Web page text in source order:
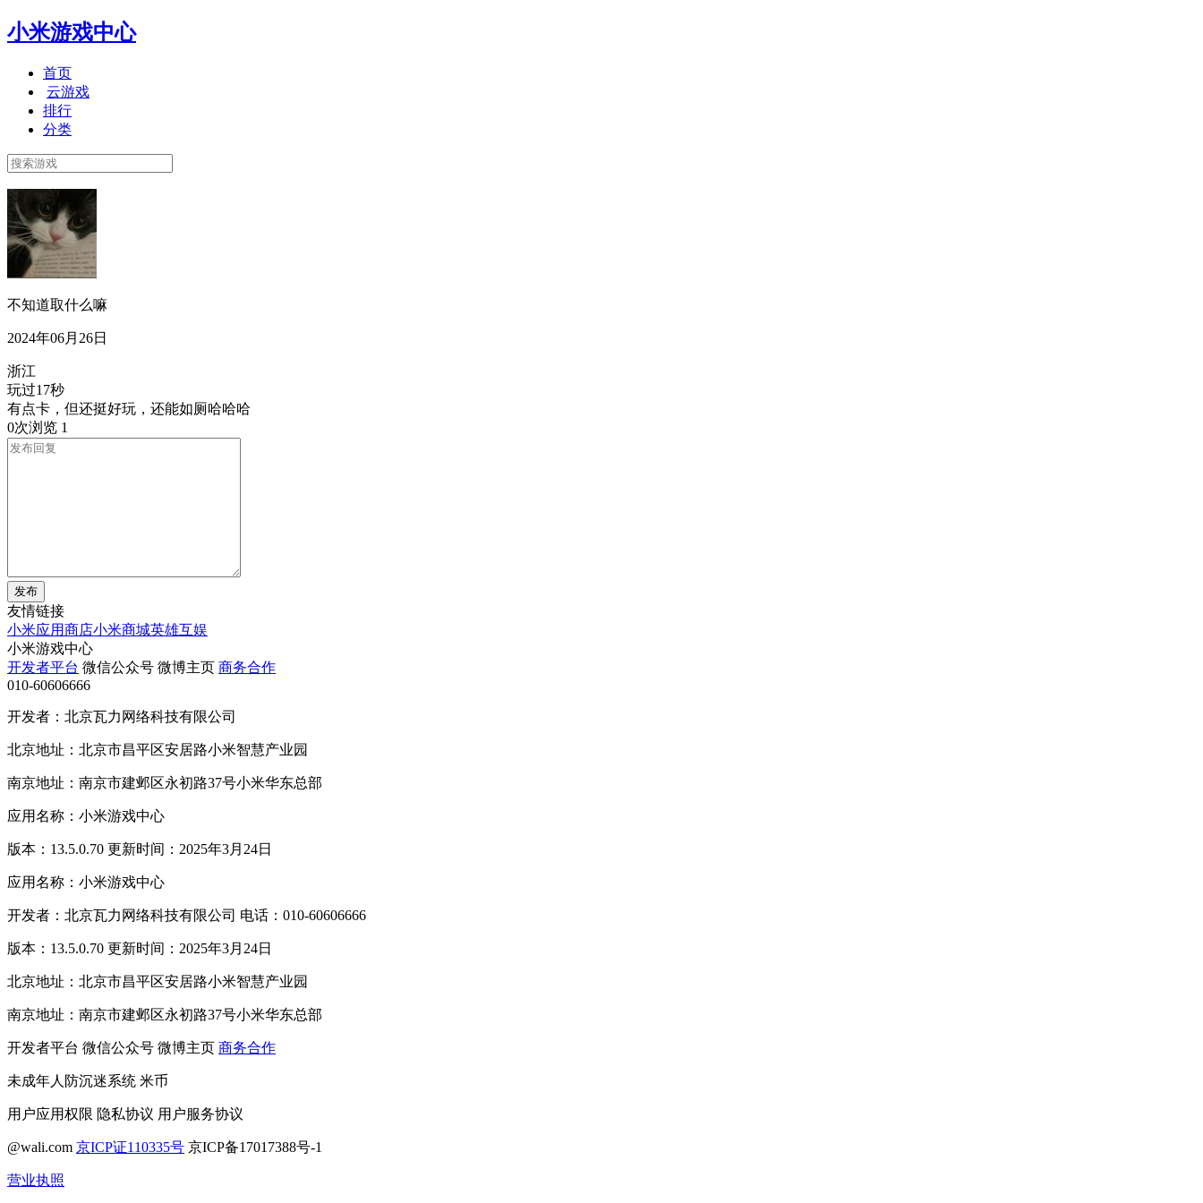
小米游戏中心
首页
云游戏
排行
分类
不知道取什么嘛
2024年06月26日
浙江
玩过17秒
有点卡，但还挺好玩，还能如厕哈哈哈
0次浏览 1
发布
友情链接
小米应用商店小米商城英雄互娱
小米游戏中心
开发者平台 微信公众号 微博主页 商务合作
010-60606666
开发者：北京瓦力网络科技有限公司
北京地址：北京市昌平区安居路小米智慧产业园
南京地址：南京市建邺区永初路37号小米华东总部
应用名称：小米游戏中心
版本：13.5.0.70 更新时间：2025年3月24日
应用名称：小米游戏中心
开发者：北京瓦力网络科技有限公司 电话：010-60606666
版本：13.5.0.70 更新时间：2025年3月24日
北京地址：北京市昌平区安居路小米智慧产业园
南京地址：南京市建邺区永初路37号小米华东总部
开发者平台 微信公众号 微博主页 商务合作
未成年人防沉迷系统 米币
用户应用权限 隐私协议 用户服务协议
@wali.com 京ICP证110335号 京ICP备17017388号-1
营业执照